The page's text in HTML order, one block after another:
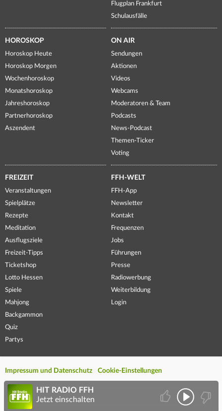
Flugplan Frankfurt
Schulausfälle
HOROSKOP
Horoskop Heute
Horoskop Morgen
Wochenhoroskop
Monatshoroskop
Jahreshoroskop
Partnerhoroskop
Aszendent
ON AIR
Sendungen
Aktionen
Videos
Webcams
Moderatoren & Team
Podcasts
News-Podcast
Themen-Ticker
Voting
FREIZEIT
Veranstaltungen
Spielplätze
Rezepte
Meditation
Ausflugsziele
Freizeit-Tipps
Ticketshop
Lotto Hessen
Spiele
Mahjong
Backgammon
Quiz
Partys
FFH-WELT
FFH-App
Newsletter
Kontakt
Frequenzen
Jobs
Führungen
Presse
Radiowerbung
Weiterbildung
Login
Impressum und Datenschutz Cookie-Einstellungen
HIT RADIO FFH
Jetzt einschalten